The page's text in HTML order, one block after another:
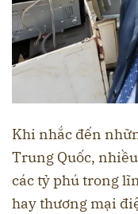
Khi nhắc đến
Trung Quốc,
các tỷ phú trong
hay thương mại